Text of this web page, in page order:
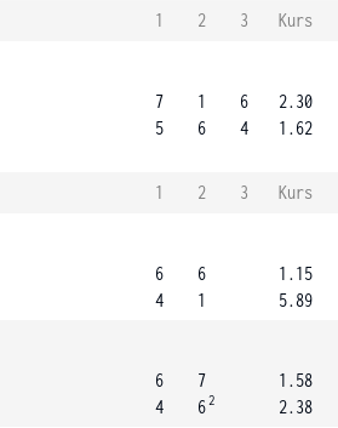
1 2 3
Kurs
7
5
1
6
6
4
2.30
1.62
1 2 3
Kurs
6
4
6
1
1.15
5.89
6
4
7
62
1.58
2.38